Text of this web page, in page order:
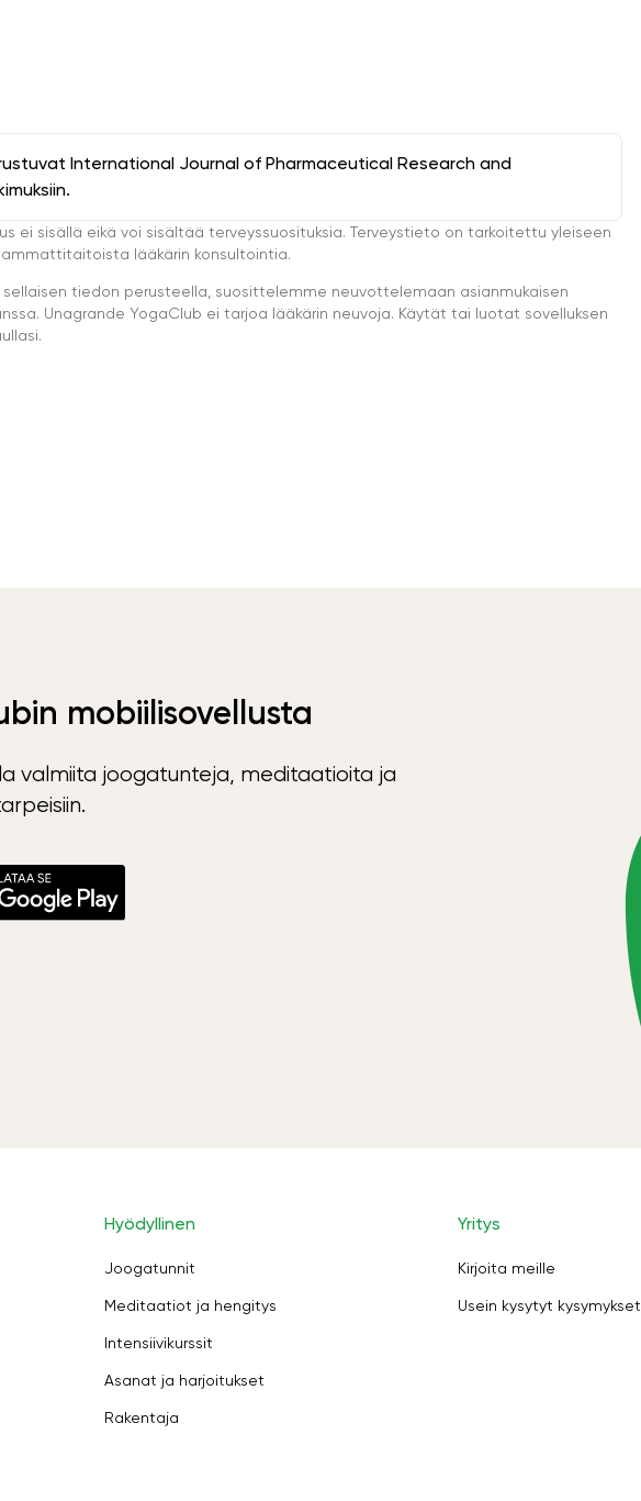
International Journal of Pharmaceutical Research and
ei sisällä eikä voi sisältää terveyssuosituksia. Terveystieto on tarkoitettu yleiseen
lääkärin konsultointia.
tiedon perusteella, suosittelemme neuvottelemaan asianmukaisen
Unagrande YogaClub ei tarjoa lääkärin neuvoja. Käytät tai luotat sovelluksen
mobiilisovellusta
valmiita joogatunteja, meditaatioita ja
Hyödyllinen
Joogatunnit
Meditaatiot ja hengitys
Intensiivikurssit
Asanat ja harjoitukset
Rakentaja
Yritys
Kirjoita meille
Usein kysytyt kysymykset